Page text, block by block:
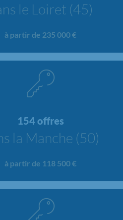
le Loiret (45)
à partir de 235 000 €
154 offres
la Manche (50)
à partir de 118 500 €